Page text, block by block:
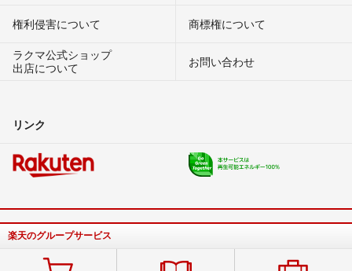
権利侵害について
商標権について
ラクマ公式ショップ
出店について
お問い合わせ
リンク
楽天のグループサービス